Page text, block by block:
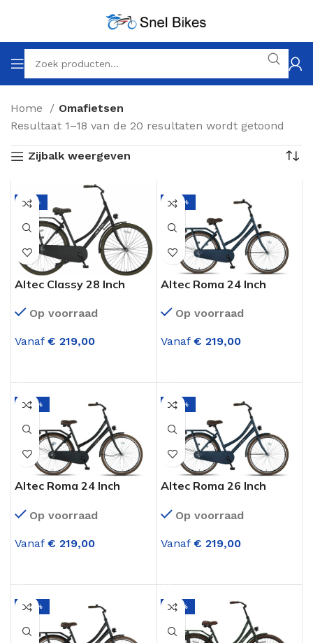
Home
Omafietsen
Resultaat 1–18 van de 20 resultaten wordt getoond
Zijbalk weergeven
-19%
Altec Classy 28 Inch
Op voorraad
Vanaf € 219,00
-22%
Altec Roma 24 Inch
Op voorraad
Vanaf € 219,00
-22%
Altec Roma 24 Inch
Op voorraad
Vanaf € 219,00
-22%
Altec Roma 26 Inch
Op voorraad
Vanaf € 219,00
-22% -32%